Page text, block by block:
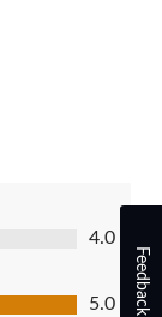
4.0
5.0 Feedback